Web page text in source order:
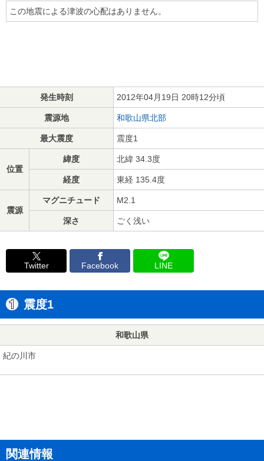
この地震による津波の心配はありません。
発生時刻 2012年04月19日 20時12分頃
震源地 和歌山県北部
最大震度 震度1
位置
緯度 北緯 34.3度
経度 東経 135.4度
震源
マグニチュード M2.1
深さ ごく浅い
Twitter Facebook LINE
震度1
和歌山県
紀の川市
関連情報